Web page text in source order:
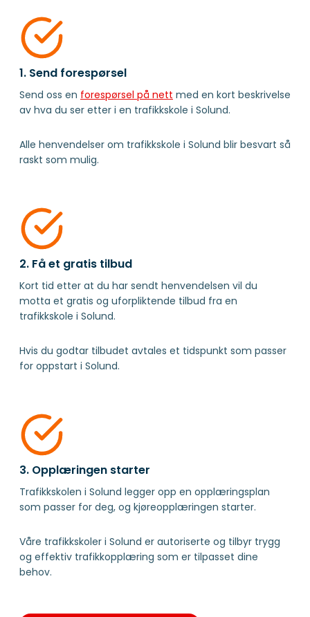
1. Send forespørsel
Send oss en forespørsel på nett med en kort beskrivelse
av hva du ser etter i en trafikkskole i Solund.
Alle henvendelser om trafikkskole i Solund blir besvart så
raskt som mulig.
2. Få et gratis tilbud
Kort tid etter at du har sendt henvendelsen vil du
motta et gratis og uforpliktende tilbud fra en
trafikkskole i Solund.
Hvis du godtar tilbudet avtales et tidspunkt som passer
for oppstart i Solund.
3. Opplæringen starter
Trafikkskolen i Solund legger opp en opplæringsplan
som passer for deg, og kjøreopplæringen starter.
Våre trafikkskoler i Solund er autoriserte og tilbyr trygg
og effektiv trafikkopplæring som er tilpasset dine
behov.